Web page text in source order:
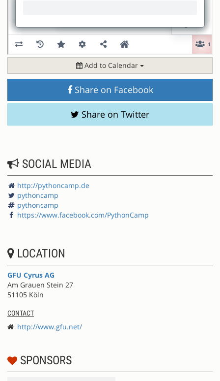
Add to Calendar
Share on Facebook
Share on Twitter
SOCIAL MEDIA
http://pythoncamp.de
pythoncamp
pythoncamp
https://www.facebook.com/PythonCamp
LOCATION
GFU Cyrus AG
Am Grauen Stein 27
51105 Köln
CONTACT
http://www.gfu.net/
SPONSORS